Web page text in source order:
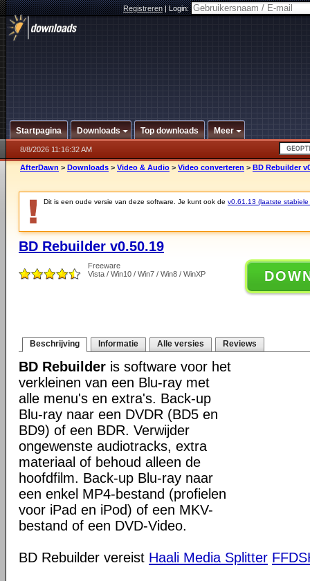
Registreren|Login:
Startpagina Downloads Top downloads Meer
8/8/2026 11:16:32 AM
AfterDawn > Downloads > Video & Audio > Video converteren > BD Rebuilder
Dit is een oude versie van deze software. Je kunt ook de v0.61.13 (laatste stabiele
BD Rebuilder v0.50.19
Freeware
Vista / Win10 / Win7 / Win8 / WinXP
Beschrijving Informatie Alle versies Reviews
BD Rebuilder is software voor het
verkleinen van een Blu-ray met
alle menu's en extra's. Back-up
Blu-ray naar een DVDR (BD5 en
BD9) of een BDR. Verwijder
ongewenste audiotracks, extra
materiaal of behoud alleen de
hoofdfilm. Back-up Blu-ray naar
een enkel MP4-bestand (profielen
voor iPad en iPod) of een MKV-
bestand of een DVD-Video.
BD Rebuilder vereist Haali Media Splitter